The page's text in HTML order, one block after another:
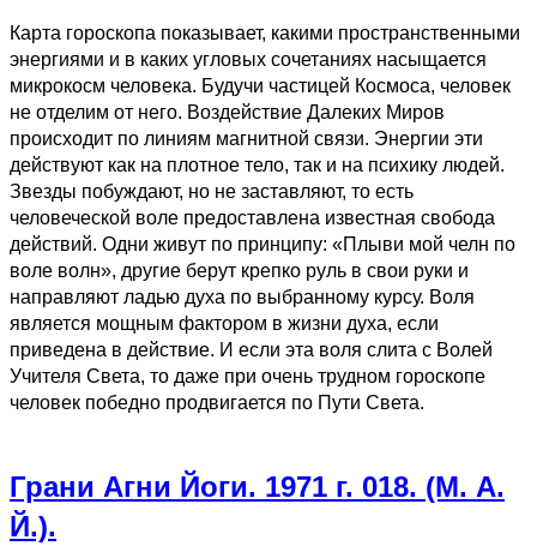
Карта гороскопа показывает, какими пространственными
энергиями и в каких угловых сочетаниях насыщается
микрокосм человека. Будучи частицей Космоса, человек
не отделим от него. Воздействие Далеких Миров
происходит по линиям магнитной связи. Энергии эти
действуют как на плотное тело, так и на психику людей.
Звезды побуждают, но не заставляют, то есть
человеческой воле предоставлена известная свобода
действий. Одни живут по принципу: «Плыви мой челн по
воле волн», другие берут крепко руль в свои руки и
направляют ладью духа по выбранному курсу. Воля
является мощным фактором в жизни духа, если
приведена в действие. И если эта воля слита с Волей
Учителя Света, то даже при очень трудном гороскопе
человек победно продвигается по Пути Света.
Грани Агни Йоги. 1971 г. 018. (М. А.
Й.).